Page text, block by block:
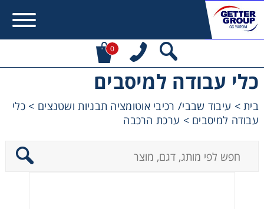
0
כלי עבודה למיסבים
בית> עיבוד שבבי/ רכיבי אוטומציה תבניות ושטנצים > כלי
עבודה למיסבים > ערכת הרכבה
Contact form not found.
מעונין לקבל הצעת מחיר או מידע עבור:
מקשרים, מצמדים ובלמים